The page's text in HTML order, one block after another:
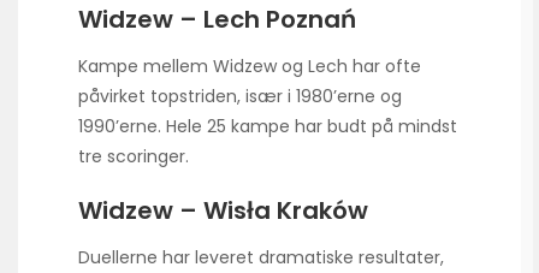
Widzew – Lech Poznań
Kampe mellem Widzew og Lech har ofte
påvirket topstriden, især i 1980’erne og
1990’erne. Hele 25 kampe har budt på mindst
tre scoringer.
Widzew – Wisła Kraków
Duellerne har leveret dramatiske resultater,